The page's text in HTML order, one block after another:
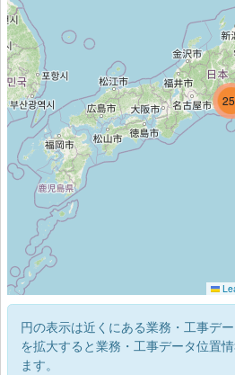
円の表示は近くにある業務・工事デ
を拡大すると業務・工事データ位置
ます。